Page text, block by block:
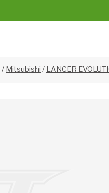
/ Mitsubishi / LANCER